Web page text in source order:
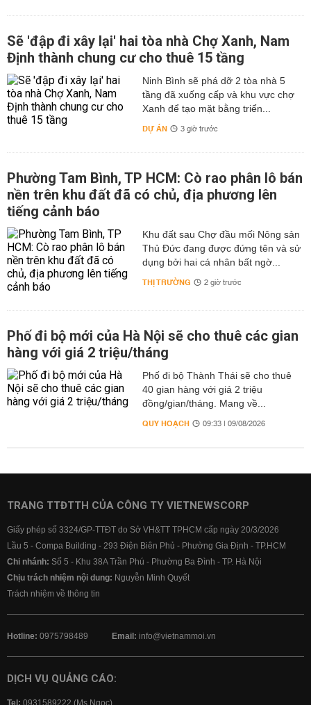
Sẽ 'đập đi xây lại' hai tòa nhà Chợ Xanh, Nam
Định thành chung cư cho thuê 15 tầng
Ninh Bình sẽ phá dỡ 2 tòa nhà 5
tầng đã xuống cấp và khu vực chợ
Xanh để tạo mặt bằng triển...
DỰ ÁN 3 giờ trước
Phường Tam Bình, TP HCM: Cò rao phân lô bán
nền trên khu đất đã có chủ, địa phương lên
tiếng cảnh báo
Khu đất sau Chợ đầu mối Nông sản
Thủ Đức đang được đứng tên và sử
dụng bởi hai cá nhân bất ngờ...
THỊ TRƯỜNG 2 giờ trước
Phố đi bộ mới của Hà Nội sẽ cho thuê các gian
hàng với giá 2 triệu/tháng
Phố đi bộ Thành Thái sẽ cho thuê
40 gian hàng với giá 2 triệu
đồng/gian/tháng. Mang về...
QUY HOẠCH 09:33 | 09/08/2026
TRANG TTĐTTH CỦA CÔNG TY VIETNEWSCORP
Giấy phép số 3324/GP-TTĐT do Sở VH&TT TPHCM cấp ngày 20/3/2026
Lầu 5 - Compa Building - 293 Điện Biên Phủ - Phường Gia Định - TP.HCM
Chi nhánh: Số 5 - Khu 38A Trần Phú - Phường Ba Đình - TP. Hà Nội
Chịu trách nhiệm nội dung: Nguyễn Minh Quyết
Trách nhiệm về thông tin
Hotline: 0975798489 Email: info@vietnammoi.vn
DỊCH VỤ QUẢNG CÁO:
Tel: 0931589222 (Ms Ngọc)